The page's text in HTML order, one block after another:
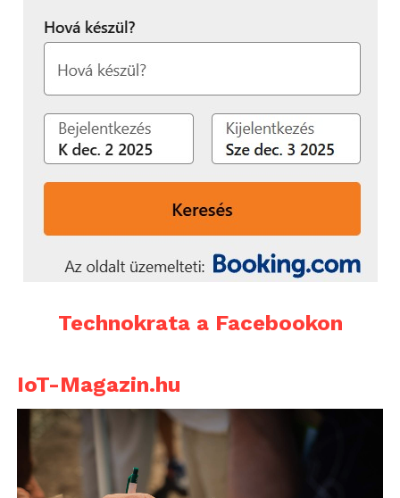
Technokrata a Facebookon
IoT-Magazin.hu